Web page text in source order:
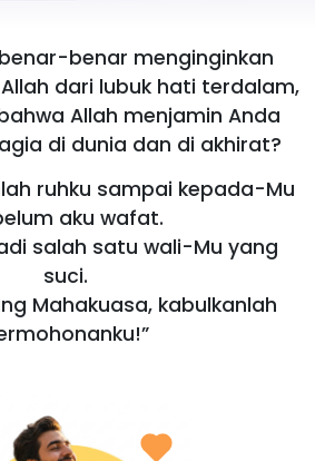
benar menginginkan
dari lubuk hati terdalam,
Allah menjamin Anda
di dunia dan di akhirat?
ruhku sampai kepada-Mu
aku wafat.
salah satu wali-Mu yang
suci.
Mahakuasa, kabulkanlah